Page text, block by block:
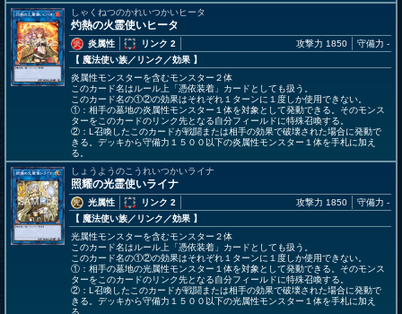
しゃくねつのかれいつかいヒータ
灼熱の火霊使いヒータ
炎属性
リンク 2
【 魔法使い族／リンク／効果 】
攻撃力 1850 守備力 -
炎属性モンスターを含むモンスター２体
このカード名はルール上「憑依装着」カードとしても扱う。
このカード名の①②の効果はそれぞれ１ターンに１度しか使用できない。
①：相手の墓地の炎属性モンスター１体を対象として発動できる。そのモンス
ターをこのカードのリンク先となる自分フィールドに特殊召喚する。
②：L召喚したこのカードが戦闘または相手の効果で破壊された場合に発動で
きる。デッキから守備力１５００以下の炎属性モンスター１体を手札に加え
る。
しょうようのこうれいつかいライナ
照耀の光霊使いライナ
光属性
リンク 2
【 魔法使い族／リンク／効果 】
攻撃力 1850 守備力 -
光属性モンスターを含むモンスター２体
このカード名はルール上「憑依装着」カードとしても扱う。
このカード名の①②の効果はそれぞれ１ターンに１度しか使用できない。
①：相手の墓地の光属性モンスター１体を対象として発動できる。そのモンス
ターをこのカードのリンク先となる自分フィールドに特殊召喚する。
②：L召喚したこのカードが戦闘または相手の効果で破壊された場合に発動で
きる。デッキから守備力１５００以下の光属性モンスター１体を手札に加え
る。